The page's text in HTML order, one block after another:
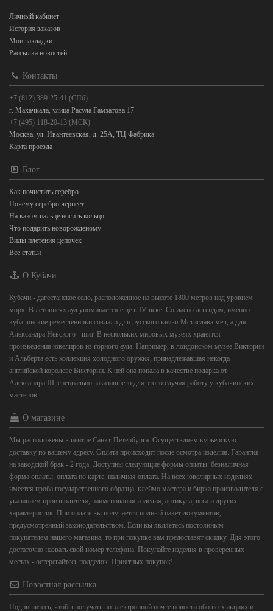
Личный кабинет
История заказов
Мои закладки
Рассылка новостей
Контакты
+7 (812) 389-25-41 (СПб)
г. Махачкала, улица Расула Гамзатова 17
+7 (495) 118-20-13 (МСК)
Москва, ул. Ивантеевская, д. 25А, ТЦ Фабрика
Карта проезда
Блог
Как почистить серебро
Почему серебро чернеет
На каком пальце носить кольцо
Что подарить новорожденому
Виды плетения цепочек
Все статьи
О Кубачи
Кубачи - дагестанское село, расположенное на высоте 1800 метров над уровнем
моря. В летописях аул упоминается еще в IV веке. Согласно легендам, именно
кубачинские ремесленники создали для русского князя Мстислава меч, а для
Александра Невского - щит. В нескольких мировых музеях хранятся
произведения ювелиров из горного аула. Например, в лондонском музее Виктории
и Альберта есть коллекция холодного оружия, принадлежавшая некогда
английской королеве Виктории. К ней она попала в качестве подарка от
Александра III, специально заказавшего для этого случая работу у кубачинских
мастеров.
О магазине
Мы расположены в центре Санкт-Петербурга. Осуществляем курьерскую
доставку по вашему адресу. Оплата происходит после осмотра изделия. Гарантия
на заводской брак - 2 года. Доступны следующие формы оплаты: безналичная
форма оплаты, оплата по карте, наличная оплата. На всех ювелирных изделиях
имеется проба государственного образца, клеймо мастера и бирка производителя с
указанием производителя, наименования изделия, артикула, веса и других
характеристик. При оплате вы получается полный пакет документов,
предусмотренный законодательством. Если вы являетесь постоянным
покупателем нашего магазина, то при покупке вам предоставят скидку. Для этого
достаточно назвать свой номер телефона. Покупайте изделия в проверенных
местах - остерегайтесь подделок. Приятных покупок!
Новостная рассылка
Подпишитесь, чтобы получать по электронной почте новости обо всех акциях и